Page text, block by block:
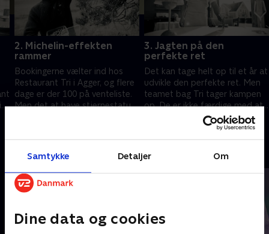
Samtykke Detaljer Om
Dine data og cookies
2. Michelin-effekten
rammer
Bookingerne vælter ind hos
Restaurant Tri i Agger, og flere
dage er der 100 på venteliste.
Men det at have stjernestatus
3. Jagten på den
perfekte ret
Det kan tage helt op til et år at
udvikle den perfekte ret. Men
teamet bag Tri tager kampen
op. De er ikke færdige med at
høste anerkendelse og udvikle.
11. januar 2024 • 10 min
Andre så også